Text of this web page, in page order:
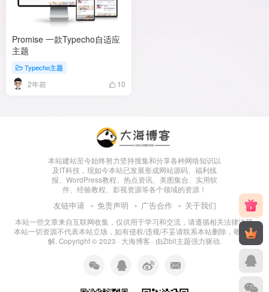
Promise 一款Typecho自适应
主题
Typecho主题
2年前 10
本站建站至今始终努力坚持搜集和分享各种网络知识以
及IT科技，现如今本站已发展形成网站源码、福利线
报、WordPress教程、热点资讯、美图集合、实用软
件、经验教程、影视资源等各个领域的资源！
友链申请 免责声明 广告合作 关于我们
本站一些文章来自互联网收集，仅供用于学习和交流，请遵循相关法律法规.
本站一切资源不代表本站立场，如有侵权/违规/不妥请联系本站删除，敬请谅
解. Copyright © 2023 · 大海博客 · 由Zibll主题强力驱动.